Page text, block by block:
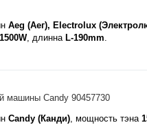
Aeg (Аег), Electrolux
1500W, длиннаL-190mm.
машины Candy 90457730
Candy (Канди), мощность тэна